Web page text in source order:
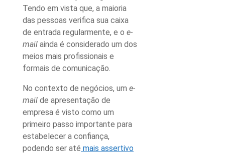
Tendo em vista que, a maioria
das pessoas verifica sua caixa
de entrada regularmente, e o e-
mail ainda é considerado um dos
meios mais profissionais e
formais de comunicação.
No contexto de negócios, um e-
mail de apresentação de
empresa é visto como um
primeiro passo importante para
estabelecer a confiança,
podendo ser até mais assertivo